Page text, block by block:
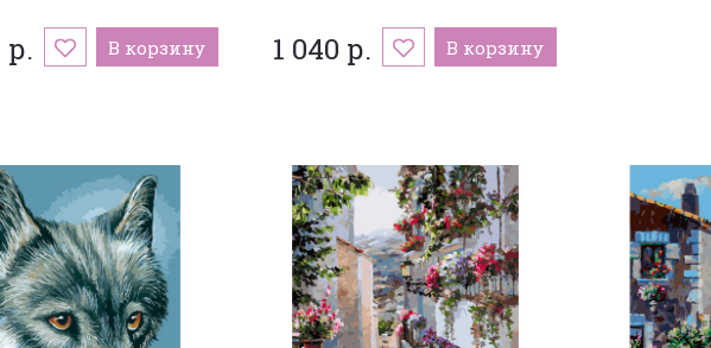
р. В корзину 1 040 р. В корзину